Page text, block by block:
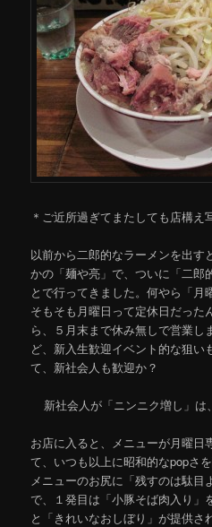
＊ご近所過ぎてまたしても店構え
以前から二郎的なラーメンを出す
かの「麺や亮」で、ついに「二郎
とで行ってきました。何やら「月
そもそも月曜日って定休日だっ
ら、５月末まで休み無しで営業し
ど、新入生歓迎イベント的な狙
て、新社会人も歓迎か？
新社会人が「ニンニク増し」
お店に入ると、メニューが月曜日
て、いつも以上に昭和的なpopさ
メニューのお尻に「残すのは駄目
で、１発目は「小豚そば肉入り」
と「きれいなおしぼり」が提供さ